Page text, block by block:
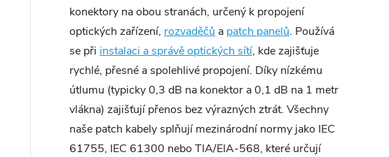
konektory na obou stranách, určený k propojení
optických zařízení, rozvaděčů a patch panelů. Používá
se při instalaci a správě optických sítí, kde zajišťuje
rychlé, přesné a spolehlivé propojení. Díky nízkému
útlumu (typicky 0,3 dB na konektor a 0,1 dB na 1 metr
vlákna) zajišťují přenos bez výrazných ztrát. Všechny
naše patch kabely splňují mezinárodní normy jako IEC
61755, IEC 61300 nebo TIA/EIA-568, které určují